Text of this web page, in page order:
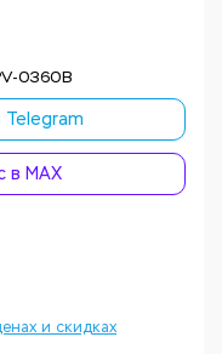
0360B
Telegram
в MAX
и скидках